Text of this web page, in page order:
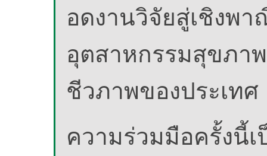
อดงานวิจัยสู่เชิงพ
อุตสาหกรรมสุขภา
ชีวภาพของประเทศ
ความร่วมมือครั้งนี้